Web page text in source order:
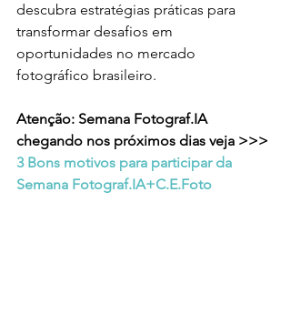
descubra estratégias práticas para
transformar desafios em
oportunidades no mercado
fotográfico brasileiro.
Atenção: Semana Fotograf.IA
chegando nos próximos dias veja >>>
3 Bons motivos para participar da
Semana Fotograf.IA+C.E.Foto